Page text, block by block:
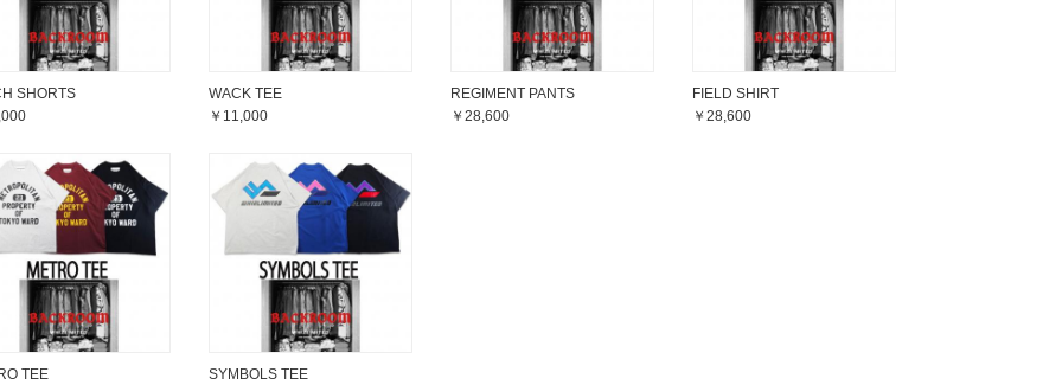
SHORTS
WACK TEE
￥11,000
REGIMENT PANTS
￥28,600
FIELD SHIRT
￥28,600
TEE SYMBOLS TEE